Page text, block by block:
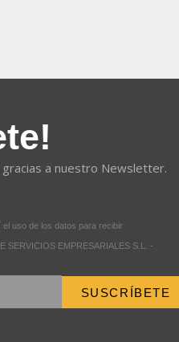
a nuestro Newsletter.
uso de los datos para recibir
SERVICIOS EMPRESARIALES S.L. -
SUSCRÍBETE